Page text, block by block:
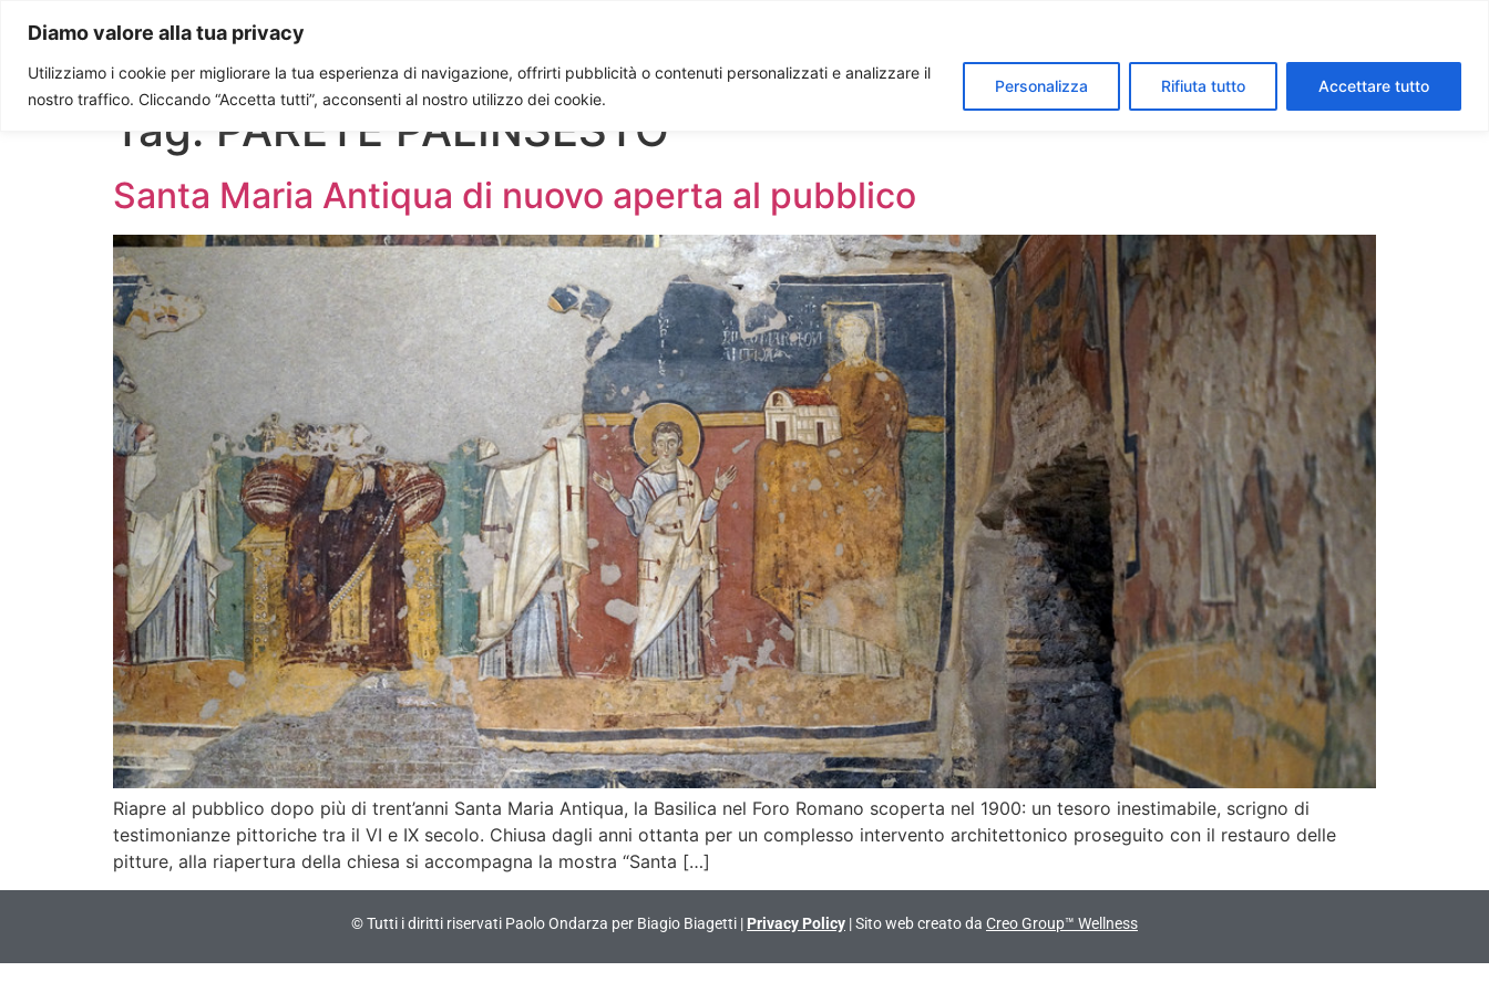
Diamo valore alla tua privacy
Utilizziamo i cookie per migliorare la tua esperienza di navigazione, offrirti pubblicità o contenuti personalizzati e analizzare il
nostro traffico. Cliccando “Accetta tutti”, acconsenti al nostro utilizzo dei cookie.
Personalizza Rifiuta tutto Accettare tutto
Paolo Ondarza
Tag: PARETE PALINSESTO
Santa Maria Antiqua di nuovo aperta al pubblico
Riapre al pubblico dopo più di trent’anni Santa Maria Antiqua, la Basilica nel Foro Romano scoperta nel 1900: un tesoro inestimabile, scrigno di
testimonianze pittoriche tra il VI e IX secolo. Chiusa dagli anni ottanta per un complesso intervento architettonico proseguito con il restauro delle
pitture, alla riapertura della chiesa si accompagna la mostra “Santa […]
© Tutti i diritti riservati Paolo Ondarza per Biagio Biagetti | Privacy Policy | Sito web creato da Creo Group™ Wellness